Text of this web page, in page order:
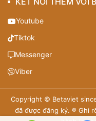
Youtube
Tiktok
Messenger
Viber
Copyright © Betaviet
đã được đăng ký. ® Ghi